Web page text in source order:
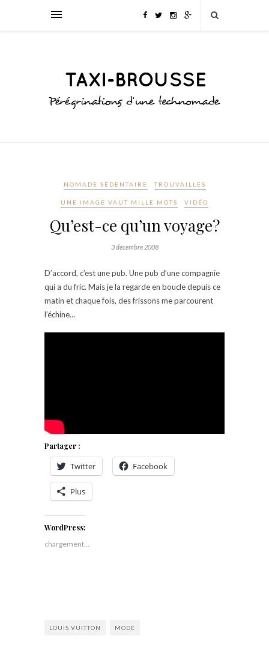
NOMADE SÉDENTAIRE TROUVAILLES
UNE IMAGE VAUT MILLE MOTS VIDÉO
Qu’est-ce qu’un voyage?
3 décembre 2008
D’accord, c’est une pub. Une pub d’une compagnie
qui a du fric. Mais je la regarde en boucle depuis ce
matin et chaque fois, des frissons me parcourent
l’échine…
Partager :
Twitter Facebook
Plus
WordPress:
chargement…
LOUIS VUITTON MODE